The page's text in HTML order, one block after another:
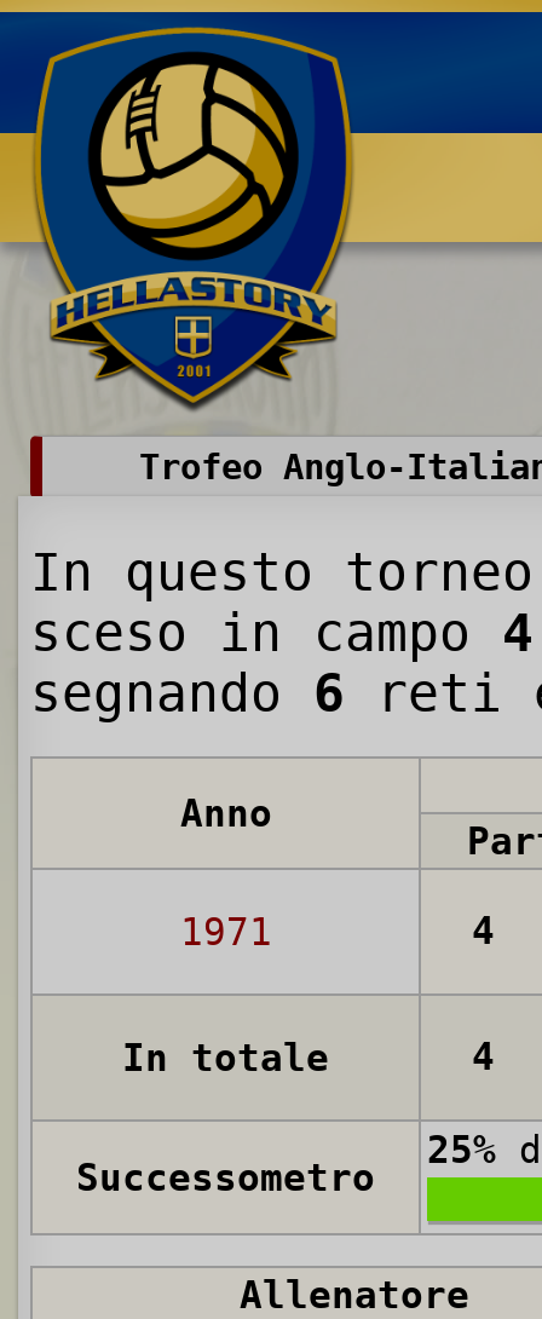
Benvenuti su HELLASTORY.net
Trofeo Anglo-
In questo
sceso in campo 4
segnando 6 reti
Anno
1971 4
In totale 4
Successometro
25%
Allenatore